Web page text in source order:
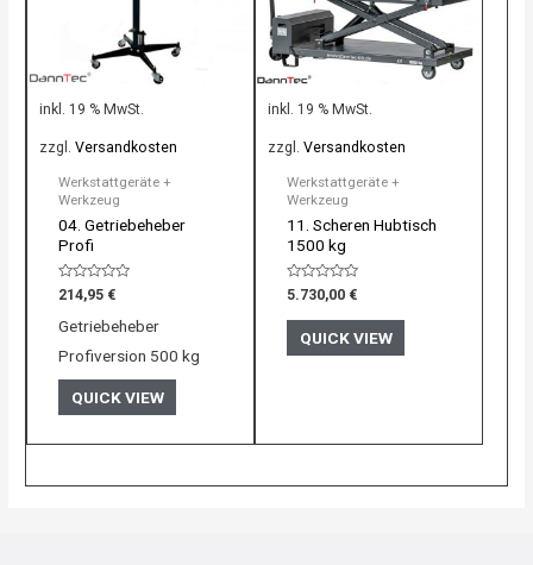
inkl. 19 % MwSt.
zzgl.Versandkosten
Werkstattgeräte +
Werkzeug
04. Getriebeheber
Profi
Bewertet
mit
von
214,95 €
Getriebeheber
Profiversion 500 kg
QUICK VIEW
inkl. 19 % MwSt.
zzgl. Versandkosten
Werkstattgeräte +
Werkzeug
11. Scheren Hubtisch
1500 kg
Bewertet
mit
0
von
5.730,00 €
QUICK VIEW